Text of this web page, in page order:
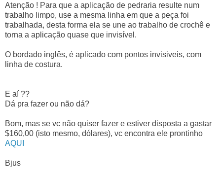
Atenção ! Para que a aplicação de pedraria resulte num
trabalho limpo, use a mesma linha em que a peça foi
trabalhada, desta forma ela se une ao trabalho de crochê e
torna a aplicação quase que invisível.
O bordado inglês, é aplicado com pontos invisiveis, com
linha de costura.
E aí ??
Dá pra fazer ou não dá?
Bom, mas se vc não quiser fazer e estiver disposta a gastar
$160,00 (isto mesmo, dólares), vc encontra ele prontinho
AQUI
Bjus